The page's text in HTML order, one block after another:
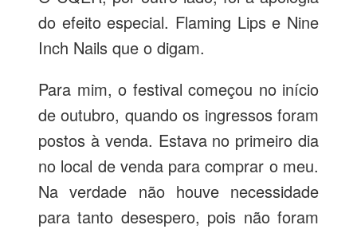
do efeito especial. Flaming Lips e Nine
Inch Nails que o digam.
Para mim, o festival começou no início
de outubro, quando os ingressos foram
postos à venda. Estava no primeiro dia
no local de venda para comprar o meu.
Na verdade não houve necessidade
para tanto desespero, pois não foram